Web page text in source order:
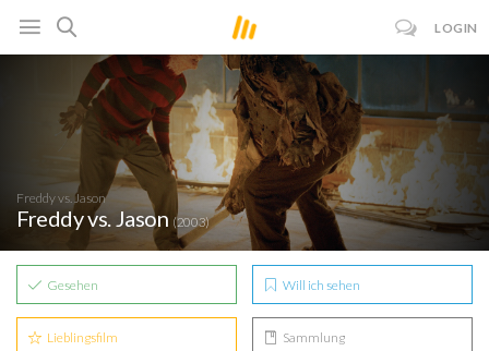
LOGIN
Freddy vs. Jason
Freddy vs. Jason (2003)
Gesehen Will ich sehen
Lieblingsfilm Sammlung